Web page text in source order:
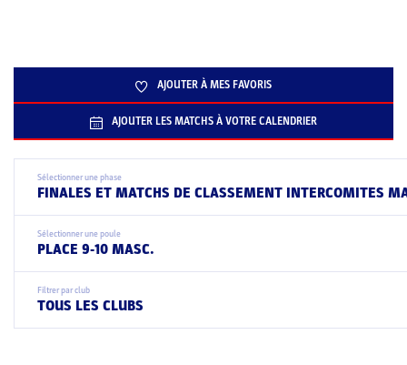
AJOUTER À MES FAVORIS
AJOUTER LES MATCHS À VOTRE CALENDRIER
Sélectionner une phase
FINALES ET MATCHS DE CLASSEMENT INTERCOMITES
Sélectionner une poule
PLACE 9-10 MASC.
Filtrer par club
TOUS LES CLUBS